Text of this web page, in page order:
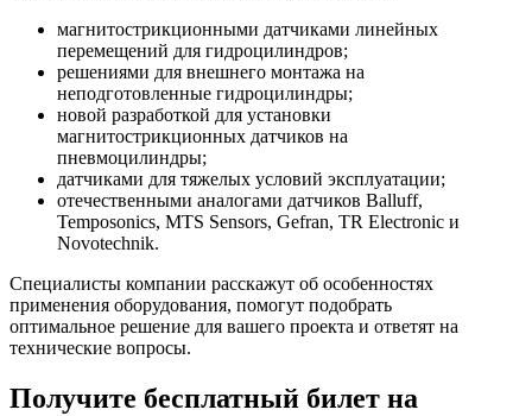
магнитострикционными датчиками линейных
перемещений для гидроцилиндров;
решениями для внешнего монтажа на
неподготовленные гидроцилиндры;
новой разработкой для установки
магнитострикционных датчиков на
пневмоцилиндры;
датчиками для тяжелых условий эксплуатации;
отечественными аналогами датчиков Balluff,
Temposonics, MTS Sensors, Gefran, TR Electronic и
Novotechnik.
Специалисты компании расскажут об особенностях
применения оборудования, помогут подобрать
оптимальное решение для вашего проекта и ответят на
технические вопросы.
Получите бесплатный билет на